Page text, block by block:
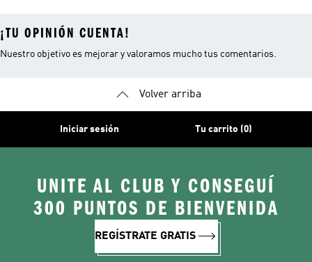
¡TU OPINIÓN CUENTA!
Nuestro objetivo es mejorar y valoramos mucho tus comentarios.
Volver arriba
Iniciar sesión Tu carrito (0)
UNITE AL CLUB Y CONSEGUÍ
300 PUNTOS DE BIENVENIDA
REGÍSTRATE GRATIS